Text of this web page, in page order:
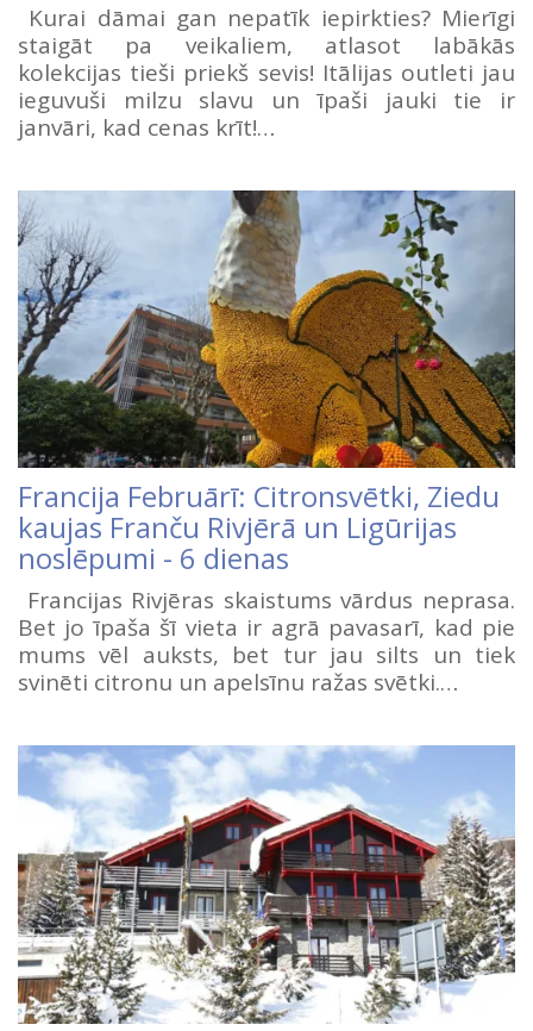
Kurai dāmai gan nepatīk iepirkties? Mierīgi
staigāt pa veikaliem, atlasot labākās
kolekcijas tieši priekš sevis! Itālijas outleti jau
ieguvuši milzu slavu un īpaši jauki tie ir
janvāri, kad cenas krīt!…
Francija Februārī: Citronsvētki, Ziedu
kaujas Franču Rivjērā un Ligūrijas
noslēpumi - 6 dienas
Francijas Rivjēras skaistums vārdus neprasa.
Bet jo īpaša šī vieta ir agrā pavasarī, kad pie
mums vēl auksts, bet tur jau silts un tiek
svinēti citronu un apelsīnu ražas svētki.…